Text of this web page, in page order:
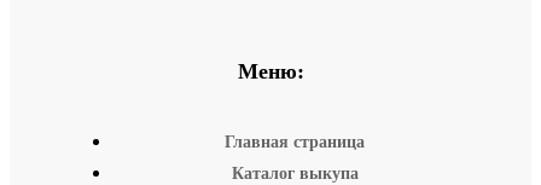
Меню:
Главная страница
Каталог выкупа